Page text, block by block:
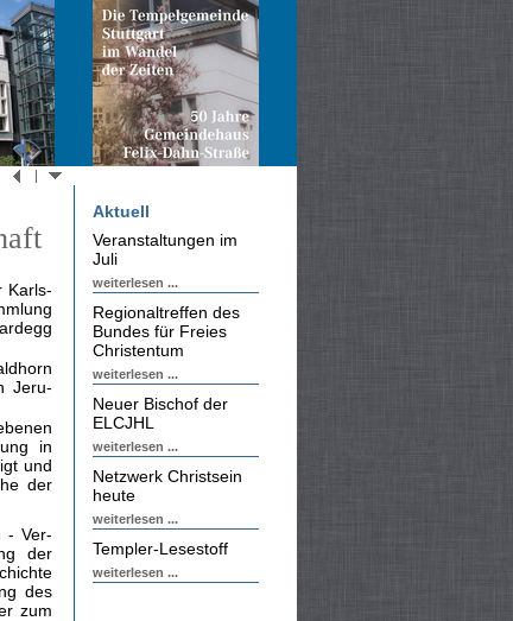
Karls­
Jeru­
in
und
der
- Ver­
der
des
zum
Aktuell
Veranstaltungen im
Juli
weiterlesen ...
Regionaltreffen des
Bundes für Freies
Christentum
weiterlesen ...
Neuer Bischof der
ELCJHL
weiterlesen ...
Netzwerk Christsein
heute
weiterlesen ...
Templer-Lesestoff
weiterlesen ...